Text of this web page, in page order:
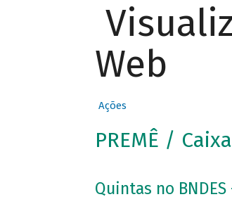
Web
Ações
PREMÊ /
Quintas no BNDES